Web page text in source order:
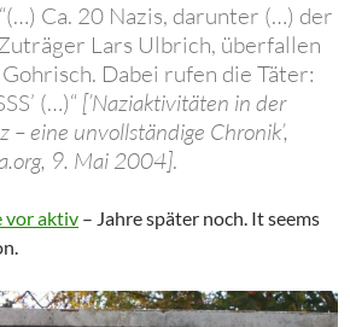
Ca. 20 Nazis, darunter (…) der
Lars Ulbrich, überfallen
Dabei rufen die Täter:
(…)“ [’Naziaktivitäten in der
– eine unvollständige Chronik’,
9. Mai 2004].
vor aktiv – Jahre später noch. It seems